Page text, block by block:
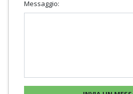
Messaggio: